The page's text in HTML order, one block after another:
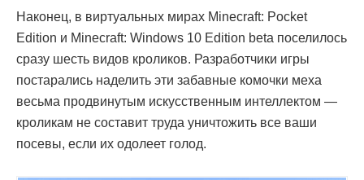
Наконец, в виртуальных мирах Minecraft: Pocket
Edition и Minecraft: Windows 10 Edition beta поселилось
сразу шесть видов кроликов. Разработчики игры
постарались наделить эти забавные комочки меха
весьма продвинутым искусственным интеллектом —
кроликам не составит труда уничтожить все ваши
посевы, если их одолеет голод.